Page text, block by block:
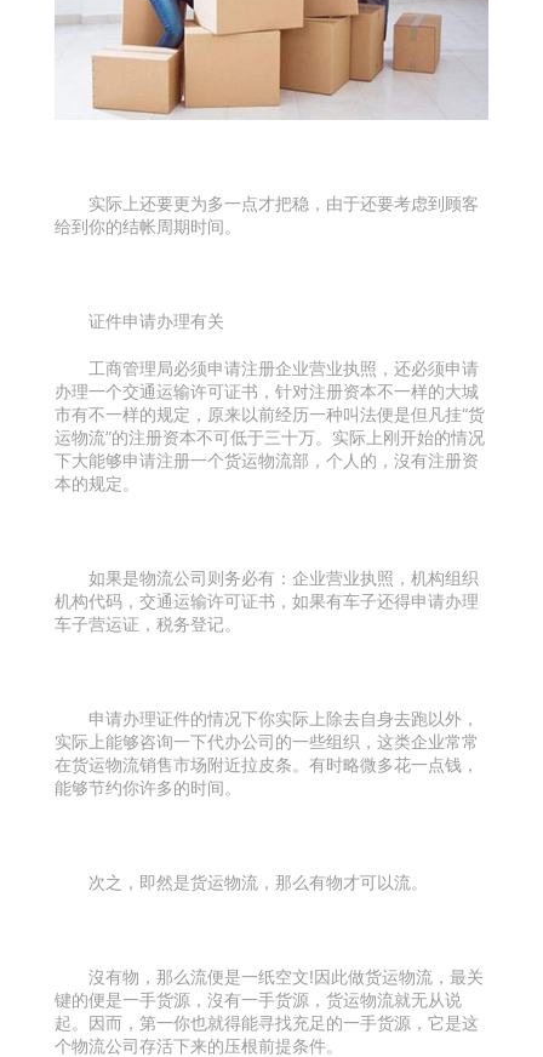
实际上还要更为多一点才把稳，由于还要考虑到顾客
给到你的结帐周期时间。
证件申请办理有关
工商管理局必须申请注册企业营业执照，还必须申请
办理一个交通运输许可证书，针对注册资本不一样的大城
市有不一样的规定，原来以前经历一种叫法便是但凡挂“货
运物流”的注册资本不可低于三十万。实际上刚开始的情况
下大能够申请注册一个货运物流部，个人的，沒有注册资
本的规定。
如果是物流公司则务必有：企业营业执照，机构组织
机构代码，交通运输许可证书，如果有车子还得申请办理
车子营运证，税务登记。
申请办理证件的情况下你实际上除去自身去跑以外，
实际上能够咨询一下代办公司的一些组织，这类企业常常
在货运物流销售市场附近拉皮条。有时略微多花一点钱，
能够节约你许多的时间。
次之，即然是货运物流，那么有物才可以流。
沒有物，那么流便是一纸空文!因此做货运物流，最关
键的便是一手货源，沒有一手货源，货运物流就无从说
起。因而，第一你也就得能寻找充足的一手货源，它是这
个物流公司存活下来的压根前提条件。